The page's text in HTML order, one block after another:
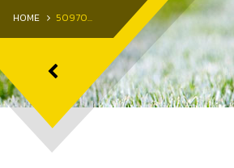
HOME 50970...